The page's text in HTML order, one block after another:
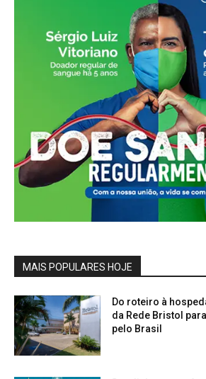
MAIS POPULARES HOJE
Do roteiro à
da Rede Bristol
pelo Brasil